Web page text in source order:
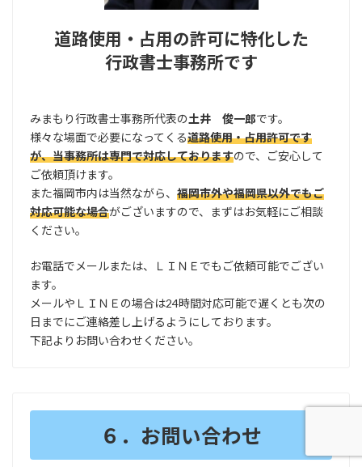
道路使用・占用の許可に特化した
行政書士事務所です
みまもり行政書士事務所代表の土井 俊一郎です。
様々な場面で必要になってくる道路使用・占用許可です
が、当事務所は専門で対応しておりますので、ご安心して
ご依頼頂けます。
また福岡市内は当然ながら、福岡市外や福岡県以外でもご
対応可能な場合がございますので、まずはお気軽にご相談
ください。
お電話でメールまたは、ＬＩＮＥでもご依頼可能でござい
ます。
メールやＬＩＮＥの場合は24時間対応可能で遅くとも次の
日までにご連絡差し上げるようにしております。
下記よりお問い合わせください。
６．お問い合わせ